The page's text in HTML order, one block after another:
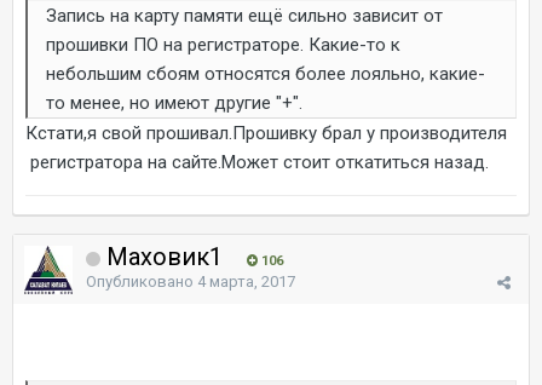
Запись на карту памяти ещё сильно зависит от
прошивки ПО на регистраторе. Какие-то к
небольшим сбоям относятся более лояльно, какие-
то менее, но имеют другие "+".
Кстати,я свой прошивал.Прошивку брал у производителя
регистратора на сайте.Может стоит откатиться назад.
Маховик1 106
Опубликовано 4 марта, 2017